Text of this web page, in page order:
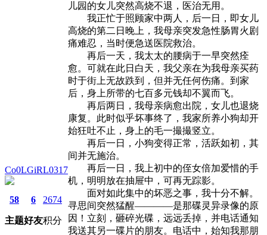
Co0LGiRL0317
58
主题
6
好友
2674
积分
儿园的女儿突然高烧不退，医治无用。
我正忙于照顾家中两人，后一日，即女儿
高烧的第二日晚上，我母亲突发急性肠胃火剧
痛难忍，当时便急送医院救治。
再后一天，我太太的腰病于一早突然痊
愈。可就在此日白天，我父亲在为我母亲买药
时于街上无故跌到，但并无任何伤痛。到家
后，身上所带的七百多元钱却不翼而飞。
再后两日，我母亲病愈出院，女儿也退烧
康复。此时似乎坏事终了，我家所养小狗却开
始狂吐不止，身上的毛一撮撮竖立。
再后一日，小狗变得正常，活跃如初，其
间并无施治。
再后一日，我上初中的侄女倍加爱惜的手
机，明明放在抽屉中，可再无踪影。
面对如此集中的坏恶之事，我十分不解。
寻思间突然猛醒————是那碟灵异录像的原
因！立刻，砸碎光碟，远远丢掉，并电话通知
我送其另一碟片的朋友。电话中，始知我那朋